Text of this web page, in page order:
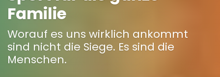
Familie
Worauf es uns wirklich ankommt
sind nicht die Siege. Es sind die
Menschen.